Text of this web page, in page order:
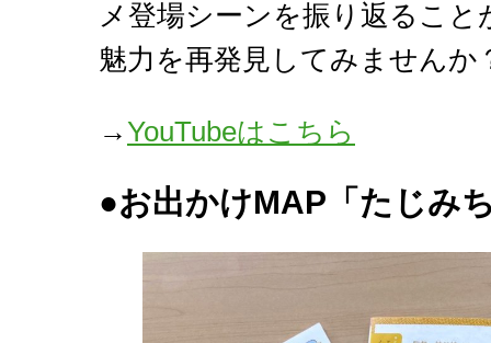
メ登場シーンを振り返るこ
魅力を再発見してみませんか
→YouTubeはこちら
●お出かけMAP「たじみ